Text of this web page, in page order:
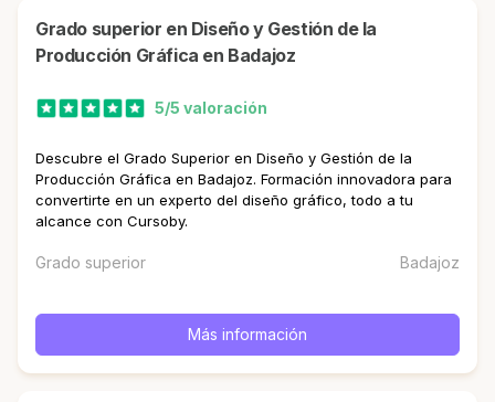
Grado superior en Diseño y Gestión de la
Producción Gráfica en Badajoz
5/5 valoración
Descubre el Grado Superior en Diseño y Gestión de la
Producción Gráfica en Badajoz. Formación innovadora para
convertirte en un experto del diseño gráfico, todo a tu
alcance con Cursoby.
Grado superior Badajoz
Más información